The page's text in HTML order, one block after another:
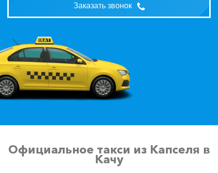
Заказать звонок
Официальное такси из Капселя в
Качу